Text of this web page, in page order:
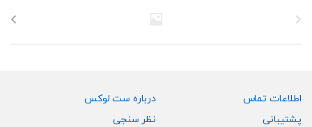
اطلاعات تماس
پشتیبانی
درباره ست لوکس
نظر سنجی